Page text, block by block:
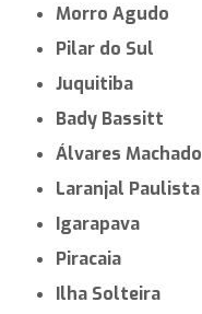
Morro Agudo
Pilar do Sul
Juquitiba
Bady Bassitt
Álvares Machado
Laranjal Paulista
Igarapava
Piracaia
Ilha Solteira